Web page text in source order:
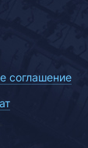
соглашение